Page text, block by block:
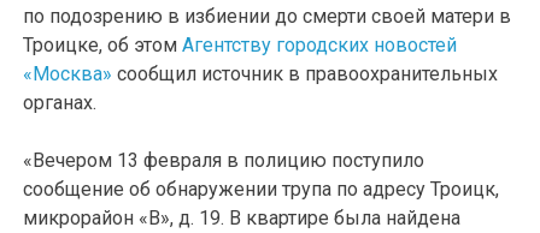
по подозрению в избиении до смерти своей матери в
Троицке, об этомАгентству городских новостей
«Москва» сообщил источник в правоохранительных
органах.
«Вечером 13 февраля в полицию поступило
сообщение об обнаружении трупа по адресу Троицк,
микрорайон «В», д. 19. В квартире была найдена